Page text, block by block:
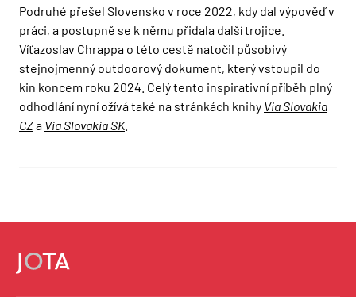
Podruhé přešel Slovensko v roce 2022, kdy dal výpověď v
práci, a postupně se k němu přidala další trojice.
Víťazoslav Chrappa o této cestě natočil působivý
stejnojmenný outdoorový dokument, který vstoupil do
kin koncem roku 2024. Celý tento inspirativní příběh plný
odhodlání nyní ožívá také na stránkách knihy Via Slovakia
CZa Via Slovakia SK.